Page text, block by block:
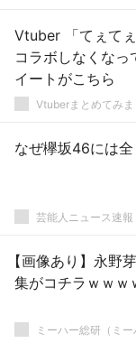
Vtuber 「てぇて
コラボしなくなっ
イートがこちら
Vtuberまとめてみま
なぜ欅坂46には
芸能人ニュース速報
【画像あり】永野
集がコチラｗｗｗ
ミーハー総研（ミー